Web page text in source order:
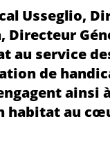
Usseglio,
Directeur
au service
de
habitat au